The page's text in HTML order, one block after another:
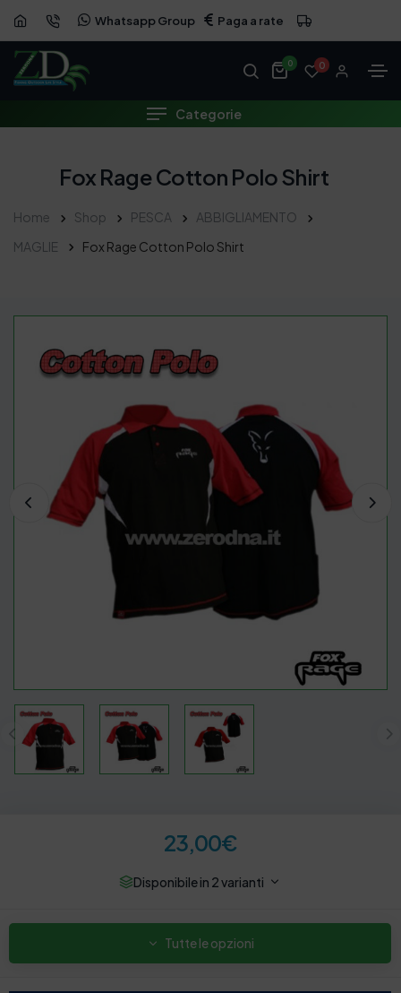
Whatsapp Group Paga a rate
0 0
Categorie
Fox Rage Cotton Polo Shirt
Home Shop PESCA
ABBIGLIAMENTO
MAGLIE
Fox Rage Cotton Polo Shirt
23,00€
Disponibile in 2 varianti
Tutte le opzioni